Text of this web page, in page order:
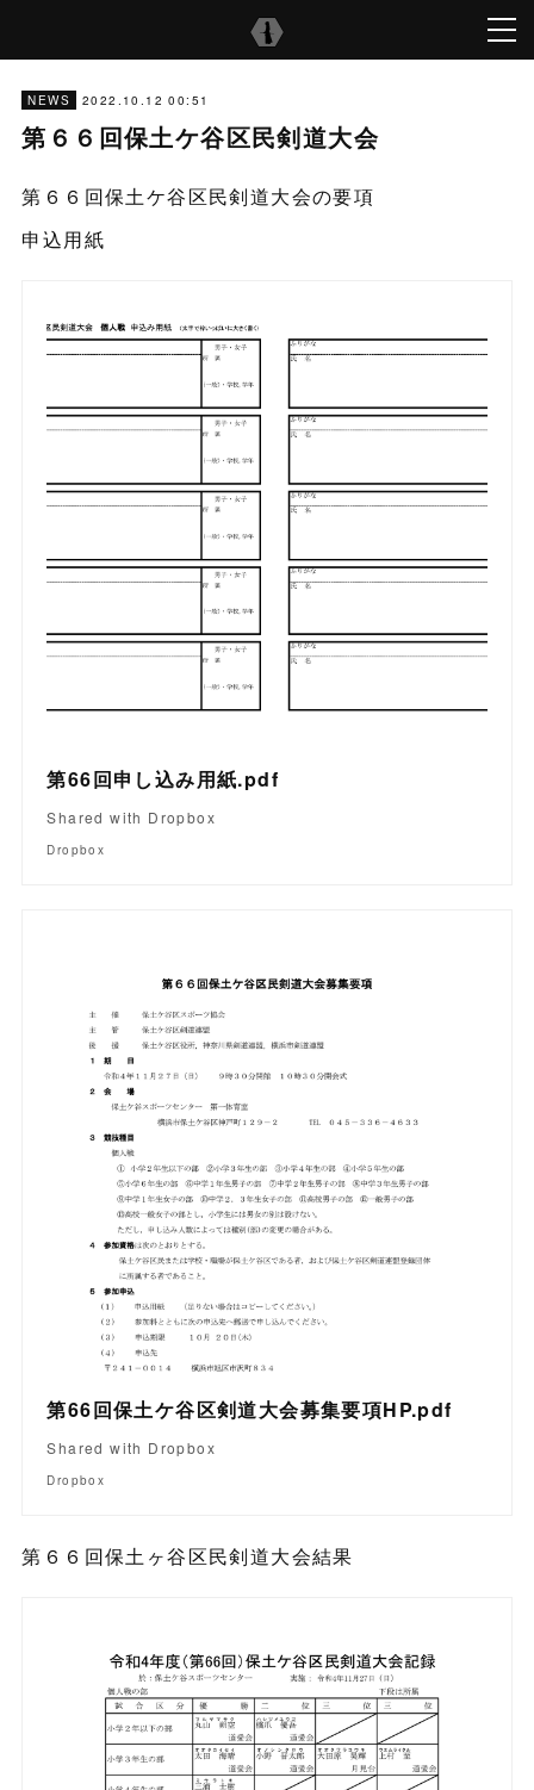
NEWS 2022.10.12 00:51
第６６回保土ケ谷区民剣道大会
第６６回保土ケ谷区民剣道大会の要項
申込用紙
第66回申し込み用紙.pdf
Shared with Dropbox
Dropbox
第66回保土ケ谷区剣道大会募集要項HP.pdf
Shared with Dropbox
Dropbox
第６６回保土ヶ谷区民剣道大会結果